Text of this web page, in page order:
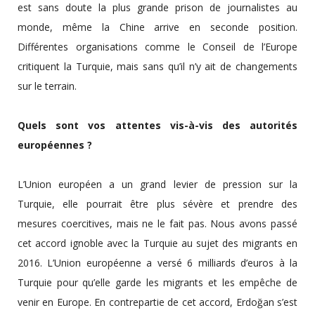
est sans doute la plus grande prison de journalistes au
monde, même la Chine arrive en seconde position.
Différentes organisations comme le Conseil de l’Europe
critiquent la Turquie, mais sans qu’il n’y ait de changements
sur le terrain.
Quels sont vos attentes vis-à-vis des autorités
européennes ?
L’Union européen a un grand levier de pression sur la
Turquie, elle pourrait être plus sévère et prendre des
mesures coercitives, mais ne le fait pas. Nous avons passé
cet accord ignoble avec la Turquie au sujet des migrants en
2016. L’Union européenne a versé 6 milliards d’euros à la
Turquie pour qu’elle garde les migrants et les empêche de
venir en Europe. En contrepartie de cet accord, Erdoğan s’est